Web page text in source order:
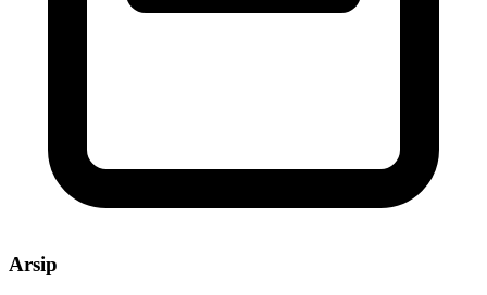
Arsip